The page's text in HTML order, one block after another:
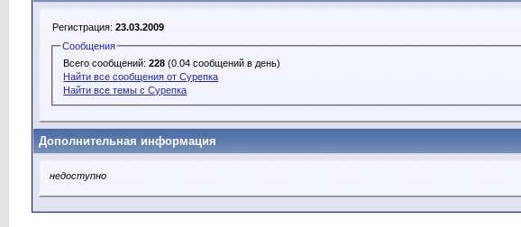
Регистрация: 23.03.2009
Сообщения
Всего сообщений:228 (0.04 сообщений в день)
Найти все сообщения от Сурепка
Найти все темы с Сурепка
Дополнительная информация
недоступно